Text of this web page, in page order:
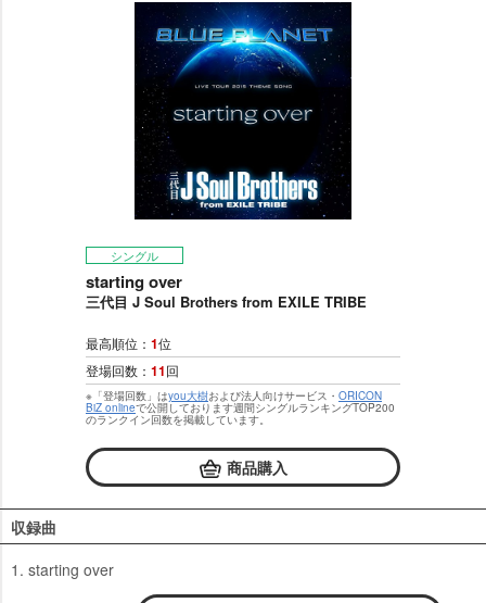
シングル
starting over
三代目 J Soul Brothers from EXILE TRIBE
最高順位： 1位
登場回数： 11回
※「登場回数」はyou大樹および法人向けサービス・ ORICON
BiZ onlineで公開しております週間シングルランキングTOP200
のランクイン回数を掲載しています。
商品購入
収録曲
1. starting over